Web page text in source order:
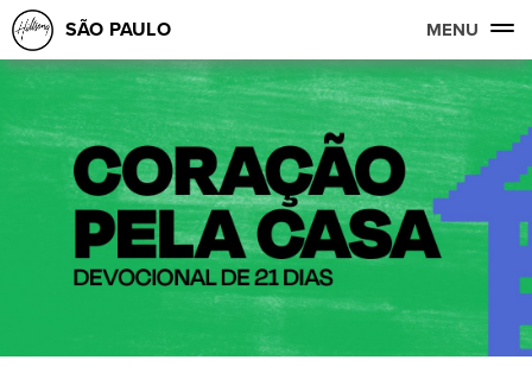
SÃO PAULO MENU